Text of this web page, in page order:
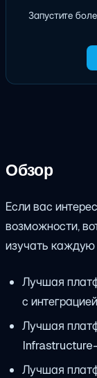
Запустите
Обзор
Если вас
возможности,
изучать
Лучшая
с
Лучшая
Лучшая